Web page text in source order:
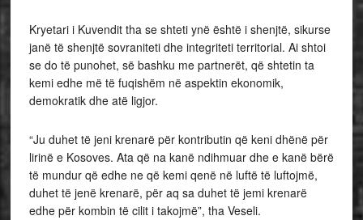
Kryetari i Kuvendit tha se shteti ynë është i shenjtë, sikurse
janë të shenjtë sovraniteti dhe integriteti territorial. Ai shtoi
se do të punohet, së bashku me partnerët, që shtetin ta
kemi edhe më të fuqishëm në aspektin ekonomik,
demokratik dhe atë ligjor.
“Ju duhet të jeni krenarë për kontributin që keni dhënë për
lirinë e Kosoves. Ata që na kanë ndihmuar dhe e kanë bërë
të mundur që edhe ne që kemi qenë në luftë të luftojmë,
duhet të jenë krenarë, për aq sa duhet të jemi krenarë
edhe për kombin të cilit i takojmë”, tha Veseli.